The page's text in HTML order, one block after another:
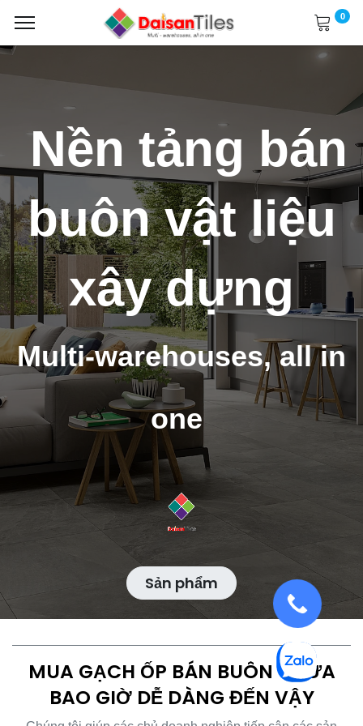
0
Nền tảng bán
buôn vật liệu
xây dựng
Multi-warehouses, all in
one
Sản phẩm
MUA GẠCH ỐP BÁN BUÔN CHƯA
BAO GIỜ DỄ DÀNG ĐẾN VẬY​​​​